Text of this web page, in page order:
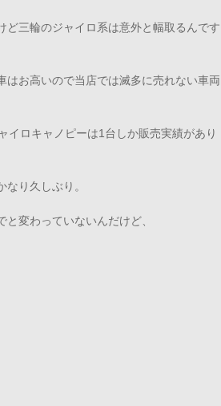
ど三輪のジャイロ系は意外と幅取るんです
はお高いので当店では滅多に売れない車両
イロキャノピーは1台しか販売実績があり
り久しぶり。
変わっていないんだけど、